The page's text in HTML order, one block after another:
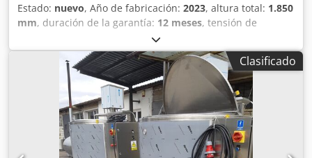
Estado: nuevo, Año de fabricación: 2023, altura total: 1.850
mm, duración de la garantía: 12 meses, tensión de
1,5 kW (2,04 CV)
inoxidable 1000L mezclador . Todos los depósitos se
fabrican por encargo . Se pueden hacer de 100 a 3000
litros . Fabricamos: batidoras , calentadores ,
pasteurizadores , queseras y otros . El precio indicado es
un ejemplo . Csdeqqhzfspfx Acbjha
Clasificado